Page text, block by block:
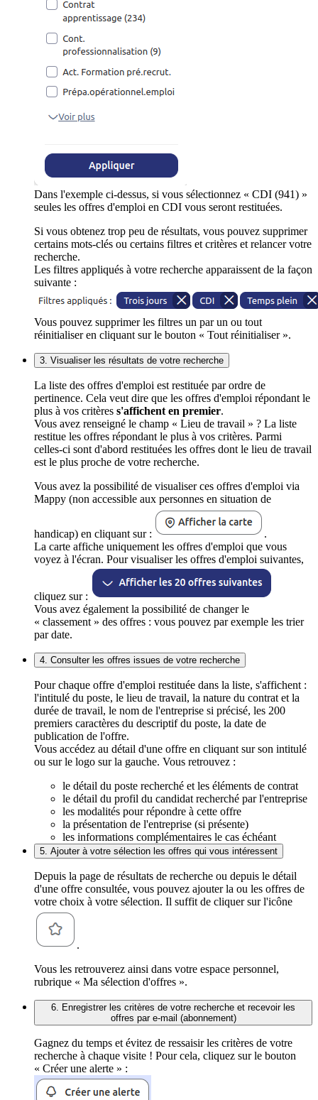
Dans l'exemple ci-dessus, si vous sélectionnez « CDI (941) »
seules les offres d'emploi en CDI vous seront restituées.
Si vous obtenez trop peu de résultats, vous pouvez supprimer
certains mots-clés ou certains filtres et critères et relancer votre
recherche.
Les filtres appliqués à votre recherche apparaissent de la façon
suivante :
Vous pouvez supprimer les filtres un par un ou tout
réinitialiser en cliquant sur le bouton « Tout réinitialiser ».
3. Visualiser les résultats de votre recherche
La liste des offres d'emploi est restituée par ordre de
pertinence. Cela veut dire que les offres d'emploi répondant le
plus à vos critères s'affichent en premier.
Vous avez renseigné le champ « Lieu de travail » ? La liste
restitue les offres répondant le plus à vos critères. Parmi
celles-ci sont d'abord restituées les offres dont le lieu de travail
est le plus proche de votre recherche.
Vous avez la possibilité de visualiser ces offres d'emploi via
Mappy (non accessible aux personnes en situation de
handicap) en cliquant sur :
.
La carte affiche uniquement les offres d'emploi que vous
voyez à l'écran. Pour visualiser les offres d'emploi suivantes,
cliquez sur :
Vous avez également la possibilité de changer le
« classement » des offres : vous pouvez par exemple les trier
par date.
4. Consulter les offres issues de votre recherche
Pour chaque offre d'emploi restituée dans la liste, s'affichent :
l'intitulé du poste, le lieu de travail, la nature du contrat et la
durée de travail, le nom de l'entreprise si précisé, les 200
premiers caractères du descriptif du poste, la date de
publication de l'offre.
Vous accédez au détail d'une offre en cliquant sur son intitulé
ou sur le logo sur la gauche. Vous retrouvez :
le détail du poste recherché et les éléments de contrat
le détail du profil du candidat recherché par l'entreprise
les modalités pour répondre à cette offre
la présentation de l'entreprise (si présente)
les informations complémentaires le cas échéant
5. Ajouter à votre sélection les offres qui vous intéressent
Depuis la page de résultats de recherche ou depuis le détail
d'une offre consultée, vous pouvez ajouter la ou les offres de
votre choix à votre sélection. Il suffit de cliquer sur l'icône
.
Vous les retrouverez ainsi dans votre espace personnel,
rubrique « Ma sélection d'offres ».
6. Enregistrer les critères de votre recherche et recevoir les
offres par e-mail (abonnement)
Gagnez du temps et évitez de ressaisir les critères de votre
recherche à chaque visite ! Pour cela, cliquez sur le bouton
« Créer une alerte » :